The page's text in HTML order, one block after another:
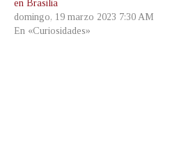
en Brasilia
domingo, 19 marzo 2023 7:30 AM
En «Curiosidades»